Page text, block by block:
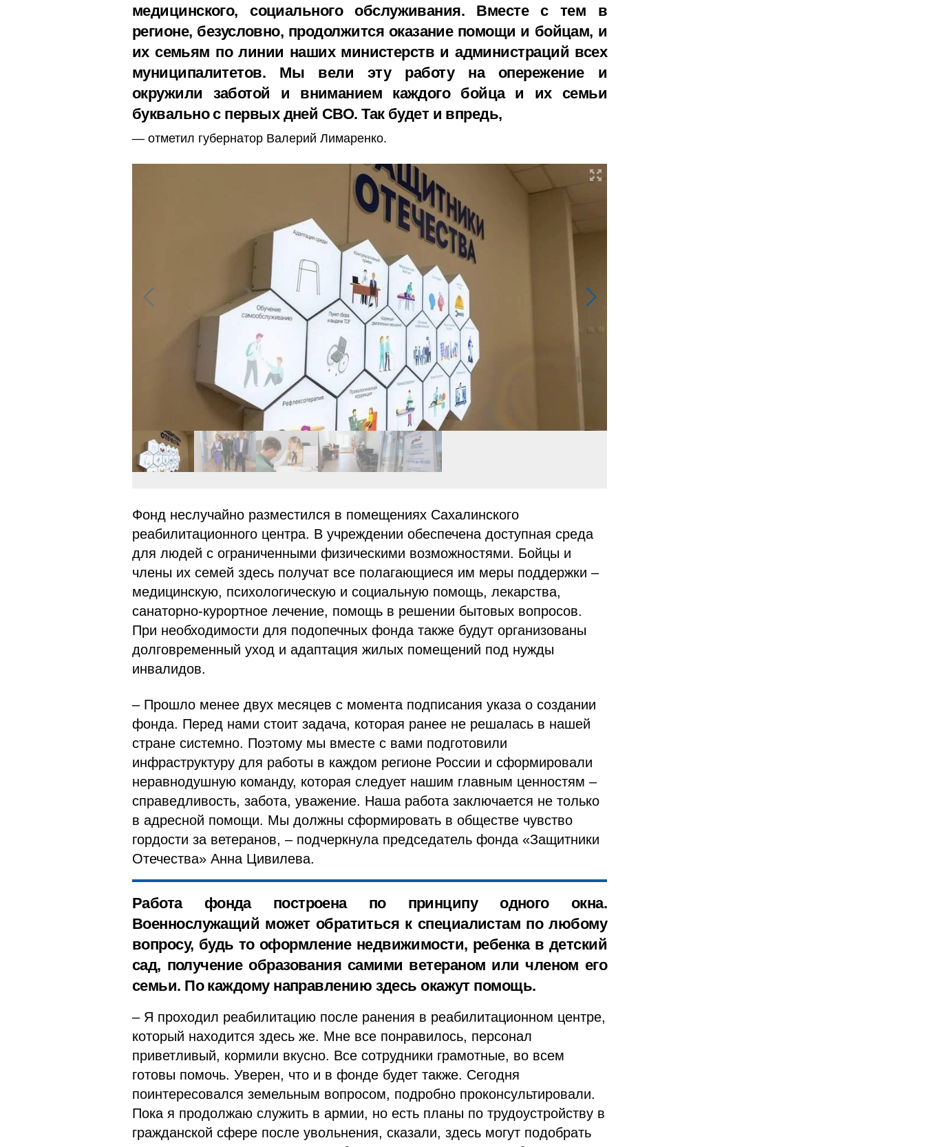
медицинского, социального обслуживания. Вместе с тем в
регионе, безусловно, продолжится оказание помощи и бойцам, и
их семьям по линии наших министерств и администраций всех
муниципалитетов. Мы вели эту работу на опережение и
окружили заботой и вниманием каждого бойца и их семьи
буквально с первых дней СВО. Так будет и впредь,
отметил губернатор Валерий Лимаренко.
Фонд неслучайно разместился в помещениях Сахалинского
реабилитационного центра. В учреждении обеспечена доступная среда
для людей с ограниченными физическими возможностями. Бойцы и
члены их семей здесь получат все полагающиеся им меры поддержки –
медицинскую, психологическую и социальную помощь, лекарства,
санаторно-курортное лечение, помощь в решении бытовых вопросов.
При необходимости для подопечных фонда также будут организованы
долговременный уход и адаптация жилых помещений под нужды
инвалидов.
– Прошло менее двух месяцев с момента подписания указа о создании
фонда. Перед нами стоит задача, которая ранее не решалась в нашей
стране системно. Поэтому мы вместе с вами подготовили
инфраструктуру для работы в каждом регионе России и сформировали
неравнодушную команду, которая следует нашим главным ценностям –
справедливость, забота, уважение. Наша работа заключается не только
в адресной помощи. Мы должны сформировать в обществе чувство
гордости за ветеранов, – подчеркнула председатель фонда «Защитники
Отечества» Анна Цивилева.
Работа фонда построена по принципу одного окна.
Военнослужащий может обратиться к специалистам по любому
вопросу, будь то оформление недвижимости, ребенка в детский
сад, получение образования самими ветераном или членом его
семьи. По каждому направлению здесь окажут помощь.
– Я проходил реабилитацию после ранения в реабилитационном центре,
который находится здесь же. Мне все понравилось, персонал
приветливый, кормили вкусно. Все сотрудники грамотные, во всем
готовы помочь. Уверен, что и в фонде будет также. Сегодня
поинтересовался земельным вопросом, подробно проконсультировали.
Пока я продолжаю служить в армии, но есть планы по трудоустройству в
гражданской сфере после увольнения, сказали, здесь могут подобрать